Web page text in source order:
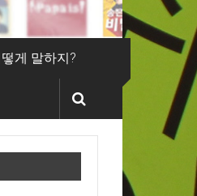
게 말하지?